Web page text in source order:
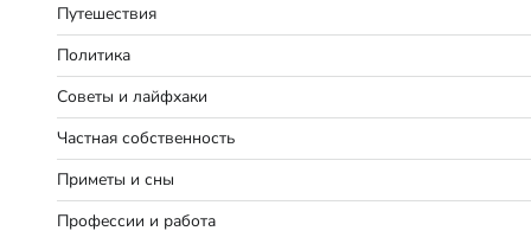
Путешествия
Политика
Советы и лайфхаки
Частная собственность
Приметы и сны
Профессии и работа